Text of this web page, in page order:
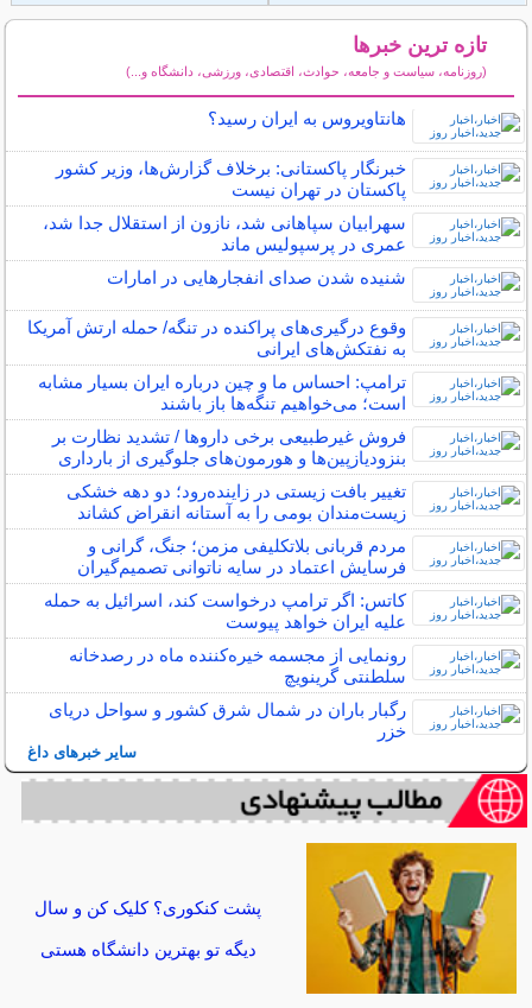
تازه ترین خبرها
(روزنامه، سیاست و جامعه، حوادث، اقتصادی، ورزشی، دانشگاه و...)
هانتاویروس به ایران رسید؟
خبرنگار پاکستانی: برخلاف گزارش‌ها، وزیر کشور
پاکستان در تهران نیست
سهرابیان سپاهانی شد، نازون از استقلال جدا شد،
عمری در پرسپولیس ماند
شنیده شدن صدای انفجارهایی در امارات
وقوع درگیری‌های پراکنده در تنگه/ حمله ارتش آمریکا
به نفتکش‌های ایرانی
ترامپ: احساس ما و چین درباره ایران بسیار مشابه
است؛ می‌خواهیم تنگه‌ها باز باشند
فروش غیرطبیعی برخی داروها / تشدید نظارت بر
بنزودیازپین‌ها و هورمون‌های جلوگیری از بارداری
تغییر بافت زیستی در زاینده‌رود؛ دو دهه خشکی
زیست‌مندان بومی را به آستانه انقراض کشاند
مردم قربانی بلاتکلیفی مزمن؛ جنگ، گرانی و
فرسایش اعتماد در سایه ناتوانی تصمیم‌گیران
کاتس: اگر ترامپ درخواست کند، اسرائیل به حمله
علیه ایران خواهد پیوست
رونمایی از مجسمه خیره‌کننده ماه در رصدخانه
سلطنتی گرینویچ
رگبار باران در شمال شرق کشور و سواحل دریای
خزر
سایر خبرهای داغ
پشت کنکوری؟ کلیک کن و سال
دیگه تو بهترین دانشگاه هستی